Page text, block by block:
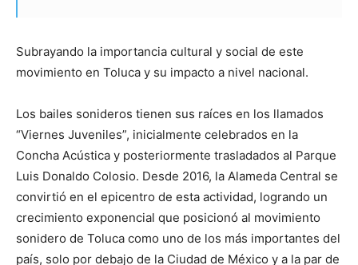
Subrayando la importancia cultural y social de este
movimiento en Toluca y su impacto a nivel nacional.
Los bailes sonideros tienen sus raíces en los llamados
“Viernes Juveniles”, inicialmente celebrados en la
Concha Acústica y posteriormente trasladados al Parque
Luis Donaldo Colosio. Desde 2016, la Alameda Central se
convirtió en el epicentro de esta actividad, logrando un
crecimiento exponencial que posicionó al movimiento
sonidero de Toluca como uno de los más importantes del
país, solo por debajo de la Ciudad de México y a la par de